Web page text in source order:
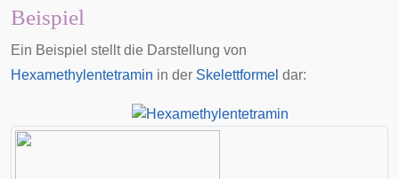
Beispiel
Ein Beispiel stellt die Darstellung von
Hexamethylentetramin in der Skelettformel dar: